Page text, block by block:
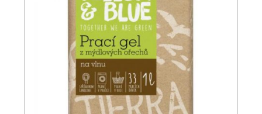
Čepice, šály, rukavice, nákrčníky – všechny z merino
vlny nebo s merino příměsí. Obohacují sortiment o
praktické doplňky, které doplňují kompletní zónu
merino šatníku.
Každá kategorie je dostupná v různých gramážích,
střizích a složeních (čisté merino nebo směsi s
polyamidním posílením).